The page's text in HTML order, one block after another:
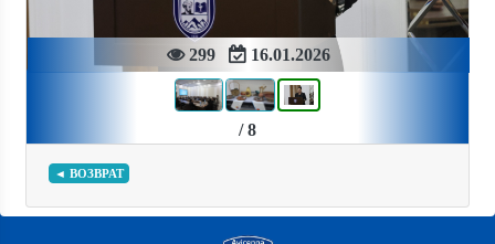
299 16.01.2026
/ 8
◄ ВОЗВРАТ